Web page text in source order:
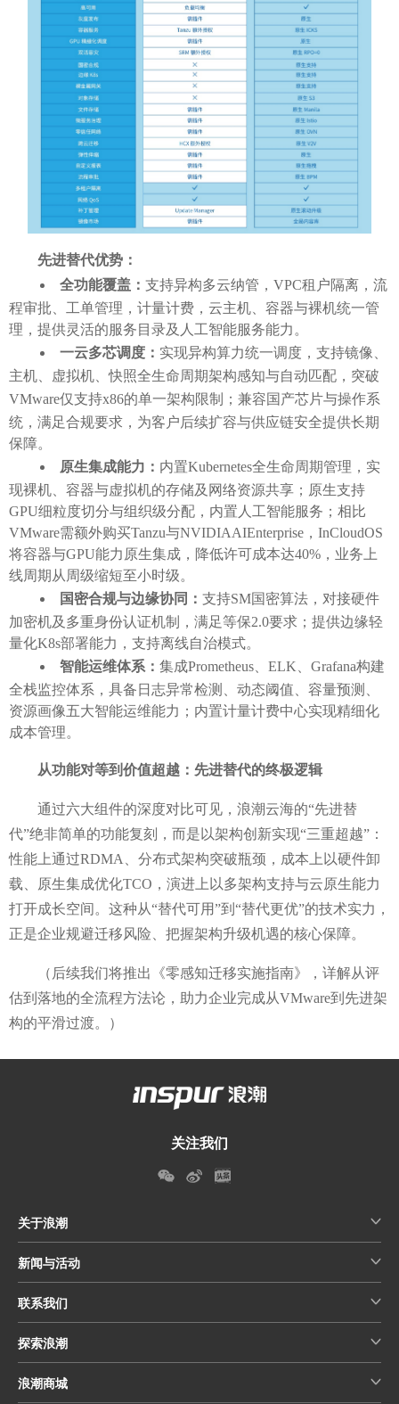
先进替代优势：
全功能覆盖： 支持异构多云纳管， VPC租户隔离，流
程审批、工单管理，计量计费，云主机、容器与裸机统一管
理，提供灵活的服务目录及人工智能服务能力。
一云多芯调度： 实现异构算力统一调度，支持镜像、
主机、虚拟机、快照全生命周期架构感知与自动匹配，突破
VMware仅支持x86的单一架构限制；兼容国产芯片与操作系
统，满足合规要求，为客户后续扩容与供应链安全提供长期
保障。
原生集成能力： 内置Kubernetes全生命周期管理，实
现裸机、容器与虚拟机的存储及网络资源共享；原生支持
GPU细粒度切分与组织级分配，内置人工智能服务；相比
VMware需额外购买Tanzu与NVIDIAAIEnterprise，InCloudOS
将容器与GPU能力原生集成，降低许可成本达40%，业务上
线周期从周级缩短至小时级。
国密合规与边缘协同： 支持SM国密算法，对接硬件
加密机及多重身份认证机制，满足等保2.0要求；提供边缘轻
量化K8s部署能力，支持离线自治模式。
智能运维体系： 集成Prometheus、ELK、Grafana构建
全栈监控体系，具备日志异常检测、动态阈值、容量预测、
资源画像五大智能运维能力；内置计量计费中心实现精细化
成本管理。
从功能对等到价值超越：先进替代的终极逻辑
通过六大组件的深度对比可见，浪潮云海的“先进替
代”绝非简单的功能复刻，而是以架构创新实现“三重超越”：
性能上通过RDMA、分布式架构突破瓶颈，成本上以硬件卸
载、原生集成优化TCO，演进上以多架构支持与云原生能力
打开成长空间。 这种从“替代可用”到“替代更优”的技术实力，
正是企业规避迁移风险、把握架构升级机遇的核心保障。
（ 后续我们将推出《零感知迁移实施指南》，详解从评
估到落地的全流程方法论，助力企业完成从VMware到先进架
构的平滑过渡。
）
关注我们
关于浪潮
新闻与活动
联系我们
探索浪潮
浪潮商城